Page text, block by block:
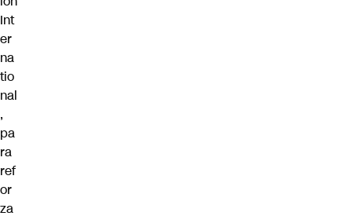
Int
er
na
tio
nal
,
pa
ra
ref
or
za